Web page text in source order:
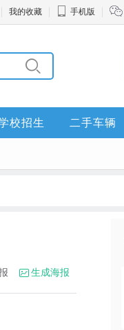
我的收藏 手机版
校招生 二手车辆
生成海报